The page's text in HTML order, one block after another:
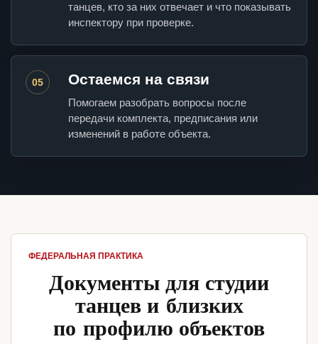
танцев, кто за них отвечает и что показывать
инспектору при проверке.
05 Остаемся на связи
Помогаем разобрать вопросы после
передачи комплекта, предписания или
изменений в работе объекта.
ФЕДЕРАЛЬНАЯ ПРАКТИКА
Документы для студии
танцев и близких
по профилю объектов